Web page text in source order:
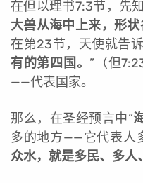
在但以理书7:3节，先
大兽从海中上来，形
在第23节，天使就告
有的第四国。 ”（但
——代表国家。
那么，在圣经预言中“
多的地方——它代表人
众水，就是多民、多人